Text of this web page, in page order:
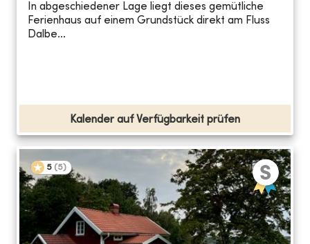
In abgeschiedener Lage liegt dieses gemütliche
Ferienhaus auf einem Grundstück direkt am Fluss
Dalbe...
Kalender auf Verfügbarkeit prüfen
5 (5)